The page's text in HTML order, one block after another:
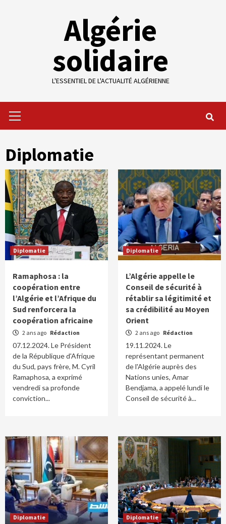
Algérie
solidaire
L'ESSENTIEL DE L'ACTUALITÉ ALGÉRIENNE
Menu
Diplomatie
Diplomatie
Ramaphosa : la
coopération entre
l’Algérie et l’Afrique du
Sud renforcera la
coopération africaine
2 ans ago Rédaction
07.12.2024. Le Président
de la République d'Afrique
du Sud, pays frère, M. Cyril
Ramaphosa, a exprimé
vendredi sa profonde
conviction...
Diplomatie
L’Algérie appelle le
Conseil de sécurité à
rétablir sa légitimité et
sa crédibilité au Moyen
Orient
2 ans ago Rédaction
19.11.2024. Le
représentant permanent
de l'Algérie auprès des
Nations unies, Amar
Bendjama, a appelé lundi le
Conseil de sécurité à...
Diplomatie Diplomatie